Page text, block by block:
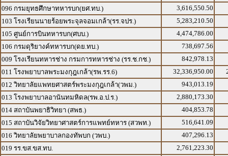
096 กรมยุทธศึกษาทหารบก(ยศ.ทบ.)
3,616,550.50
103 โรงเรียนนายร้อยพระจุลจอมเกล้า(รร.จปร.)
5,283,210.50
105 ศูนย์การบินทหารบก(ศบบ.)
4,474,786.00
106 กรมดุริยางค์ทหารบก(ดย.ทบ.)
738,697.56
009 โรงเรียนทหารช่าง กรมการทหารช่าง (รร.ช.กช.)
842,978.13
011 โรงพยาบาลพระมงกุฎเกล้า(รพ.รร.6)
32,336,950.00
012 วิทยาลัยแพทยศาสตร์พระมงกุฎเกล้า(วพม.)
943,013.19
013 โรงพยาบาลอานันทมหิดล(รพ.อ.ป.ร.)
2,880,173.30
014 สถาบันพยาธิวิทยา (สพธ.)
404,853.78
015 สถาบันวิจัยวิทยาศาสตร์การแพทย์ทหาร (สวพท.)
516,641.09
016 วิทยาลัยพยาบาลกองทัพบก (วพบ.)
407,296.13
019 รร.ขส.ขส.ทบ.
2,761,223.30